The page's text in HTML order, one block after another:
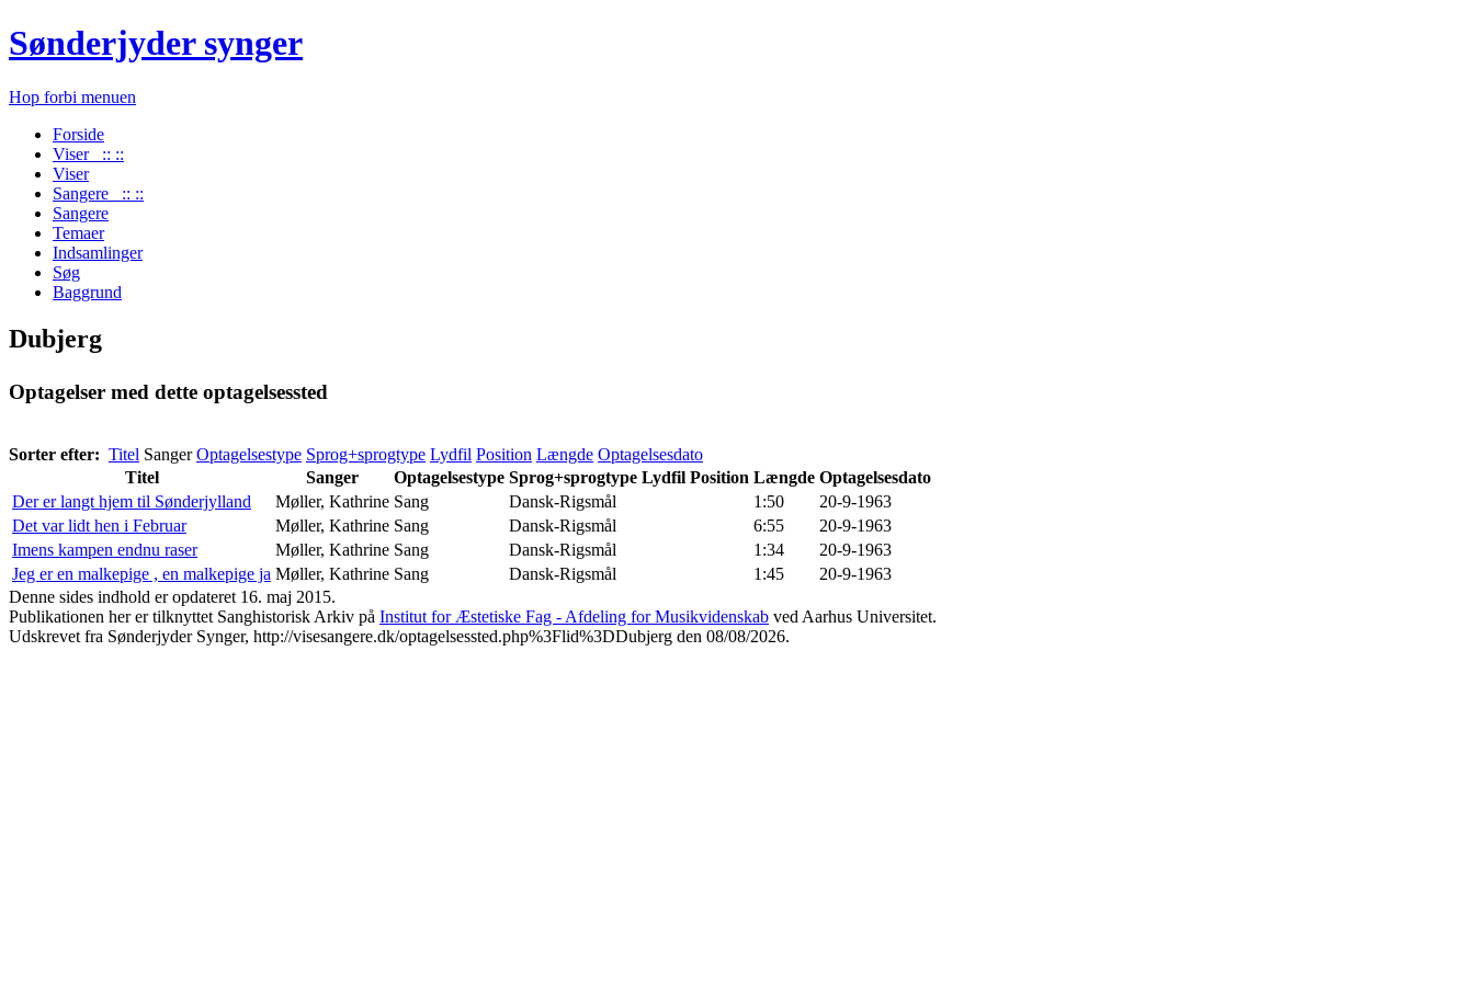
Sønderjyder synger
Hop forbi menuen
Forside
Viser :: ::
Viser
Sangere :: ::
Sangere
Temaer
Indsamlinger
Søg
Baggrund
Dubjerg
Optagelser med dette optagelsessted
Sorter efter: Titel Sanger Optagelsestype Sprog+sprogtype Lydfil Position Længde Optagelsesdato
Titel
Sanger Optagelsestype Sprog+sprogtype Lydfil Position Længde Optagelsesdato
Der er langt hjem til Sønderjylland
Møller, Kathrine Sang Dansk-Rigsmål 1:50
20-9-1963
Det var lidt hen i Februar
Møller, Kathrine Sang Dansk-Rigsmål 6:55
20-9-1963
Imens kampen endnu raser
Møller, Kathrine Sang Dansk-Rigsmål 1:34
20-9-1963
Jeg er en malkepige , en malkepige ja Møller, Kathrine Sang Dansk-Rigsmål 1:45
20-9-1963
Denne sides indhold er opdateret 16. maj 2015.
Publikationen her er tilknyttet Sanghistorisk Arkiv på Institut for Æstetiske Fag - Afdeling for Musikvidenskab ved Aarhus Universitet.
Udskrevet fra Sønderjyder Synger, http://visesangere.dk/optagelsessted.php%3Flid%3DDubjerg den 08/08/2026.